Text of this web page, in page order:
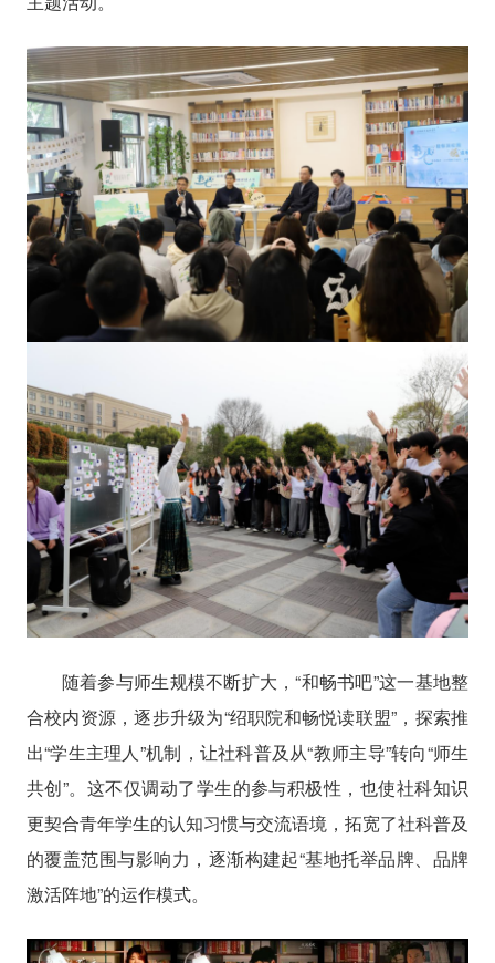
随着参与师生规模不断扩大，“和畅书吧”这一基地整
合校内资源，逐步升级为“绍职院和畅悦读联盟”，探索推
出“学生主理人”机制，让社科普及从“教师主导”转向“师生
共创”。这不仅调动了学生的参与积极性，也使社科知识
更契合青年学生的认知习惯与交流语境，拓宽了社科普及
的覆盖范围与影响力，逐渐构建起“基地托举品牌、品牌
激活阵地”的运作模式。